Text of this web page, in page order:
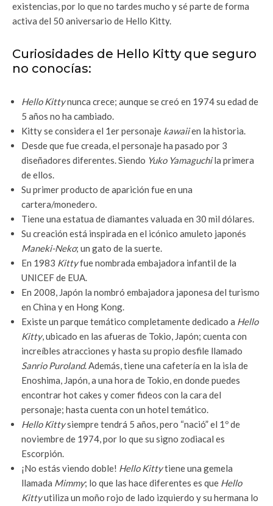
existencias, por lo que no tardes mucho y sé parte de forma
activa del 50 aniversario de Hello Kitty.
Curiosidades de Hello Kitty que seguro
no conocías:
Hello Kittynunca crece; aunque se creó en 1974 su edad de
5 años no ha cambiado.
Kitty se considera el 1er personaje kawaiien la historia.
Desde que fue creada, el personaje ha pasado por 3
diseñadores diferentes. Siendo Yuko Yamaguchila primera
de ellos.
Su primer producto de aparición fue en una
cartera/monedero.
Tiene una estatua de diamantes valuada en 30 mil dólares.
Su creación está inspirada en el icónico amuleto japonés
Maneki-Neko; un gato de la suerte.
En 1983 Kittyfue nombrada embajadora infantil de la
UNICEF de EUA.
En 2008, Japón la nombró embajadora japonesa del turismo
en China y en Hong Kong.
Existe un parque temático completamente dedicado a Hello
Kitty, ubicado en las afueras de Tokio, Japón; cuenta con
increíbles atracciones y hasta su propio desfile llamado
Sanrio Puroland. Además, tiene una cafetería en la isla de
Enoshima, Japón, a una hora de Tokio, en donde puedes
encontrar hot cakes y comer fideos con la cara del
personaje; hasta cuenta con un hotel temático.
Hello Kittysiempre tendrá 5 años, pero “nació” el 1º de
noviembre de 1974, por lo que su signo zodiacal es
Escorpión.
¡No estás viendo doble! Hello Kittytiene una gemela
llamada Mimmy; lo que las hace diferentes es que Hello
Kittyutiliza un moño rojo de lado izquierdo y su hermana lo